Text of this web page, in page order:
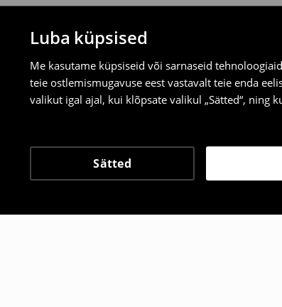
Luba küpsised
Me kasutame küpsiseid või sarnaseid
teie ostlemismugavuse eest vastavalt teie enda
valikut igal ajal, kui klõpsate valikul „Sätted“, ning
Sätted